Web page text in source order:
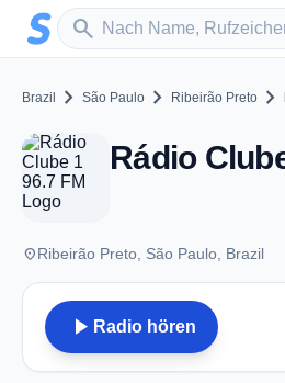
Zum Hauptinhalt springen
search
Sender suchen
Brazil chevron_right São Paulo chevron_right Ribeirão Preto chevron_right
placeRibeirão Preto, São Paulo, Brazil
play_arrow Radio hören